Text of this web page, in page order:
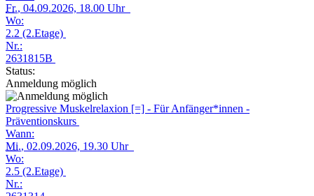
Fr., 04.09.2026, 18.00 Uhr
Wo:
2.2 (2.Etage)
Nr.:
2631815B
Status:
Anmeldung möglich
Progressive Muskelrelaxion [=] - Für Anfänger*innen -
Präventionskurs
Wann:
Mi., 02.09.2026, 19.30 Uhr
Wo:
2.5 (2.Etage)
Nr.: